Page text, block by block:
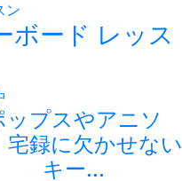
ン
ボード レッス
ップスやアニソ
宅録に欠かせない
キー...